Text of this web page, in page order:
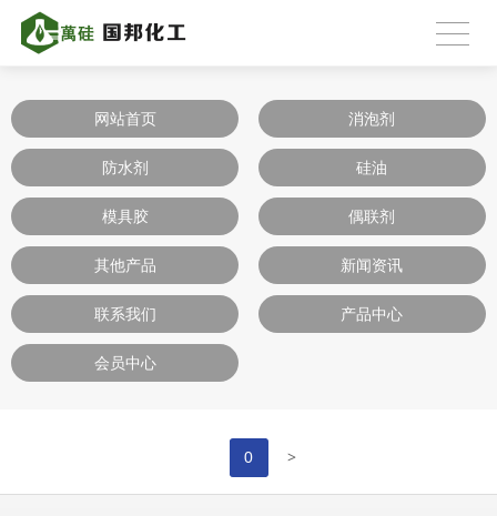
网站首页 消泡剂
防水剂 硅油
模具胶 偶联剂
其他产品 新闻资讯
联系我们 产品中心
会员中心
0 >